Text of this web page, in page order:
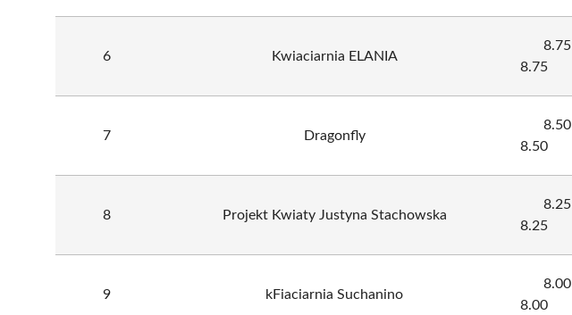
6 Kwiaciarnia ELANIA
8.75
8.75
7 Dragonfly
8.50
8.50
8 Projekt Kwiaty Justyna Stachowska
8.25
8.25
9 kFiaciarnia Suchanino
8.00
8.00